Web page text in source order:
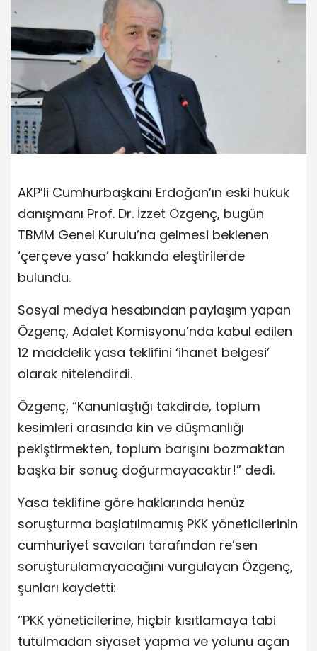
AKP’li Cumhurbaşkanı Erdoğan’ın eski hukuk
danışmanı Prof. Dr. İzzet Özgenç, bugün
TBMM Genel Kurulu’na gelmesi beklenen
‘çerçeve yasa’ hakkında eleştirilerde
bulundu.
Sosyal medya hesabından paylaşım yapan
Özgenç, Adalet Komisyonu’nda kabul edilen
12 maddelik yasa teklifini ‘ihanet belgesi’
olarak nitelendirdi.
Özgenç, “Kanunlaştığı takdirde, toplum
kesimleri arasında kin ve düşmanlığı
pekiştirmekten, toplum barışını bozmaktan
başka bir sonuç doğurmayacaktır!” dedi.
Yasa teklifine göre haklarında henüz
soruşturma başlatılmamış PKK yöneticilerinin
cumhuriyet savcıları tarafından re’sen
soruşturulamayacağını vurgulayan Özgenç,
şunları kaydetti:
“PKK yöneticilerine, hiçbir kısıtlamaya tabi
tutulmadan siyaset yapma ve yolunu açan